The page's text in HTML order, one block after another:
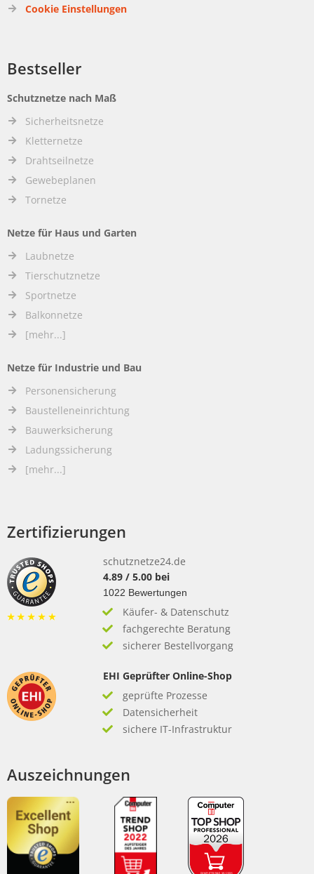
Cookie Einstellungen
Bestseller
Schutznetze nach Maß
Sicherheitsnetze
Kletternetze
Drahtseilnetze
Gewebeplanen
Tornetze
Netze für Haus und Garten
Laubnetze
Tierschutznetze
Sportnetze
Balkonnetze
[mehr...]
Netze für Industrie und Bau
Personensicherung
Baustelleneinrichtung
Bauwerksicherung
Ladungssicherung
[mehr...]
Zertifizierungen
schutznetze24.de
4.89/ 5.00bei
1022 Bewertungen
Käufer- & Datenschutz
fachgerechte Beratung
sicherer Bestellvorgang
EHI Geprüfter Online-Shop
geprüfte Prozesse
Datensicherheit
sichere IT-Infrastruktur
Auszeichnungen